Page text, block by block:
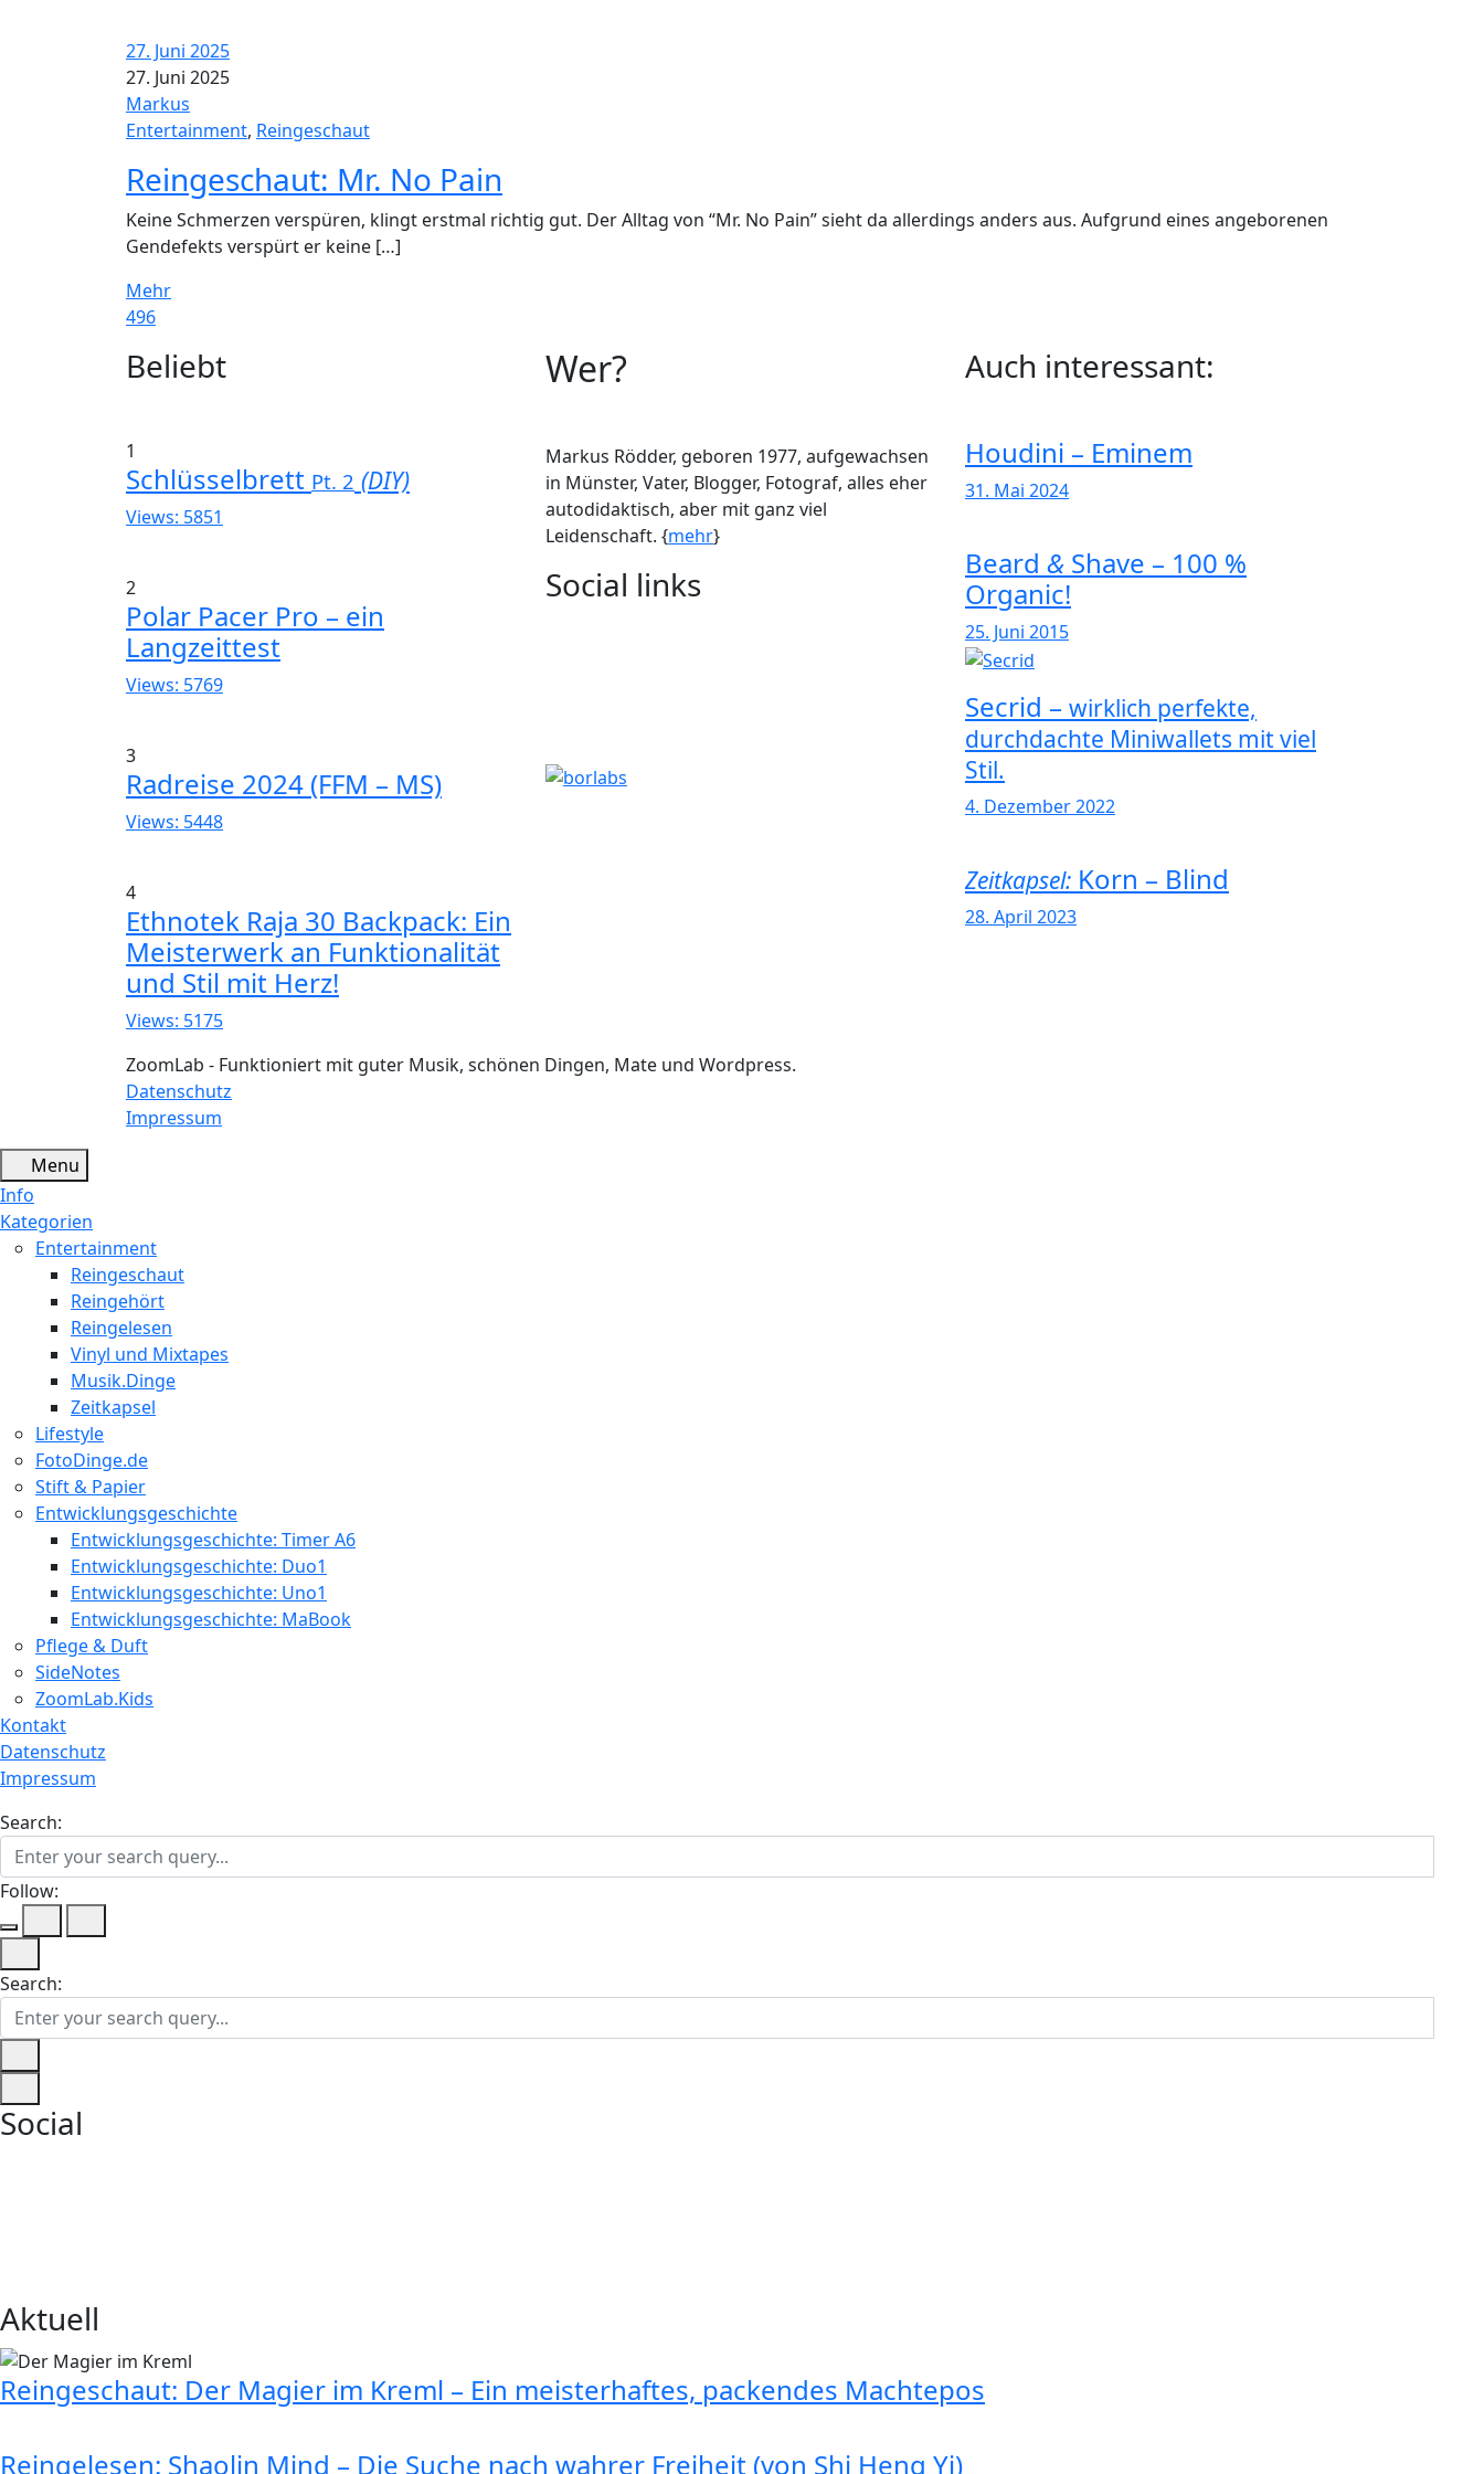
27. Juni 2025
27. Juni 2025
Markus
Entertainment, Reingeschaut
Reingeschaut: Mr. No Pain
Keine Schmerzen verspüren, klingt erstmal richtig gut. Der Alltag von “Mr. No Pain” sieht da allerdings anders aus. Aufgrund eines angeborenen
Gendefekts verspürt er keine […]
Mehr
496
WidgetsBeliebt
1
Schlüsselbrett Pt. 2 (DIY)
Views: 5851
2
Polar Pacer Pro – ein
Langzeittest
Views: 5769
3
Radreise 2024 (FFM – MS)
Views: 5448
4
Ethnotek Raja 30 Backpack: Ein
Meisterwerk an Funktionalität
und Stil mit Herz!
Views: 5175
Wer?
Markus Rödder, geboren 1977, aufgewachsen
in Münster, Vater, Blogger, Fotograf, alles eher
autodidaktisch, aber mit ganz viel
Leidenschaft. {mehr}
Social links
Auch interessant:
Houdini – Eminem
31. Mai 2024
Beard & Shave – 100 %
Organic!
25. Juni 2015
Secrid – wirklich perfekte,
durchdachte Miniwallets mit viel
Stil.
4. Dezember 2022
Zeitkapsel: Korn – Blind
28. April 2023
ZoomLab - Funktioniert mit guter Musik, schönen Dingen, Mate und Wordpress.
Datenschutz
Impressum
Menu
Info
Kategorien
Entertainment
Reingeschaut
Reingehört
Reingelesen
Vinyl und Mixtapes
Musik.Dinge
Zeitkapsel
Lifestyle
FotoDinge.de
Stift & Papier
Entwicklungsgeschichte
Entwicklungsgeschichte: Timer A6
Entwicklungsgeschichte: Duo1
Entwicklungsgeschichte: Uno1
Entwicklungsgeschichte: MaBook
Pflege & Duft
SideNotes
ZoomLab.Kids
Kontakt
Datenschutz
Impressum
Search:
Follow:
Search:
Social
Aktuell
Reingeschaut: Der Magier im Kreml – Ein meisterhaftes, packendes Machtepos
Reingelesen: Shaolin Mind – Die Suche nach wahrer Freiheit (von Shi Heng Yi)